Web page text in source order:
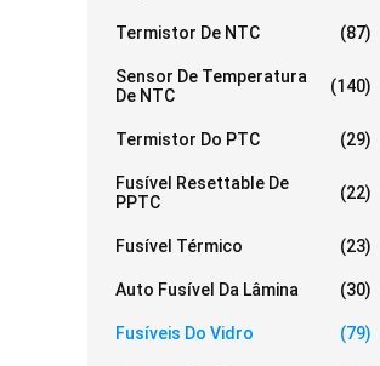
Termistor De NTC (87)
Sensor De Temperatura
De NTC
(140)
Termistor Do PTC (29)
Fusível Resettable De
PPTC
(22)
Fusível Térmico (23)
Auto Fusível Da Lâmina (30)
Fusíveis Do Vidro (79)